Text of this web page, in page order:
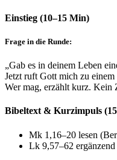
Einstieg (10–15 Min)
Frage in die Runde:
„Gab es in deinem Leben
Jetzt ruft Gott mich zu einem
Wer mag, erzählt kurz. Kein
Bibeltext & Kurzimpuls
Mk 1,16–20 lesen
Lk 9,57–62 ergänzend